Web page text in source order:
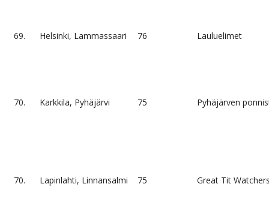
69. Helsinki, Lammassaari 76 Lauluelimet
70. Karkkila, Pyhäjärvi 75 Pyhäjärven
70. Lapinlahti, Linnansalmi 75 Great Tit